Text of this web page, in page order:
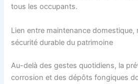
tous les occupants.
Lien entre maintenance domestique,
sécurité durable du patrimoine
Au-delà des gestes quotidiens, la
corrosion et des dépôts fongiques